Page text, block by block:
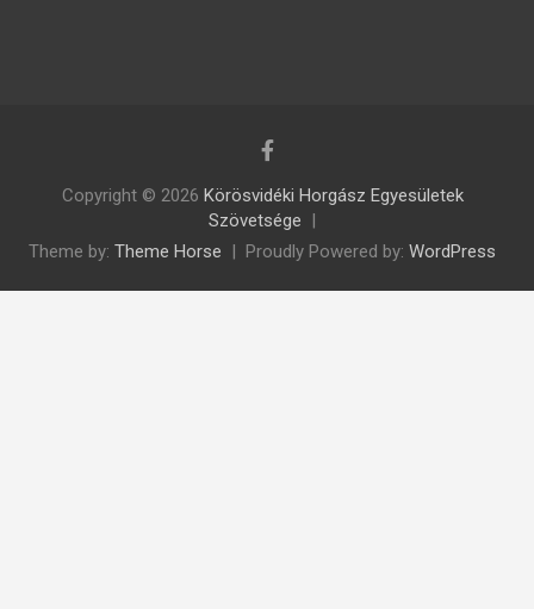
Copyright © 2026 Körösvidéki Horgász Egyesületek
Szövetsége
Theme by: Theme Horse Proudly Powered by: WordPress